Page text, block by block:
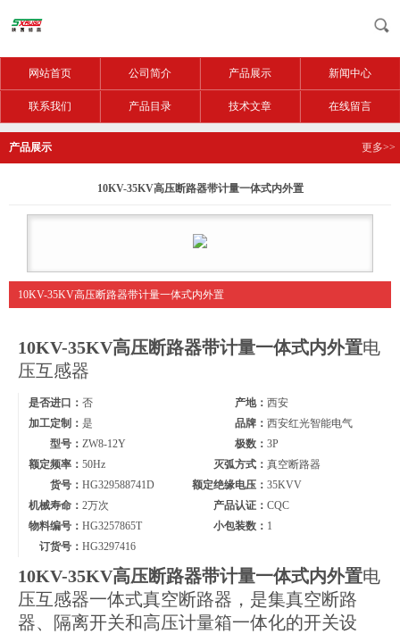
网站首页 公司简介 产品展示 新闻中心
联系我们 产品目录 技术文章 在线留言
产品展示 更多>>
10KV-35KV高压断路器带计量一体式内外置
10KV-35KV高压断路器带计量一体式内外置
10KV-35KV高压断路器带计量一体式内外置电
压互感器
是否进口： 否 产地： 西安
加工定制： 是 品牌： 西安红光智能电气
型号： ZW8-12Y 极数： 3P
额定频率： 50Hz 灭弧方式： 真空断路器
货号： HG329588741D 额定绝缘电压： 35KVV
机械寿命： 2万次 产品认证： CQC
物料编号： HG3257865T 小包装数： 1
订货号： HG3297416
10KV-35KV高压断路器带计量一体式内外置电
压互感器一体式真空断路器，是集真空断路
器、隔离开关和高压计量箱一体化的开关设